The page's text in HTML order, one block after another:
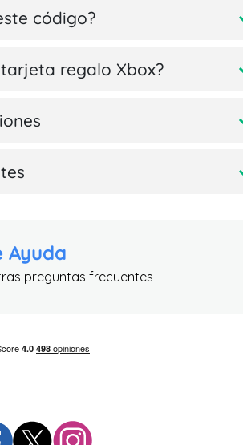
código?
regalo Xbox?
Ayuda
preguntas frecuentes